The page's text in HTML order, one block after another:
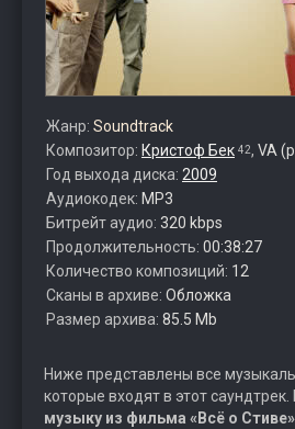
Жанр: Soundtrack
Композитор: Кристоф Бек 42, VA
Год выхода диска: 2009
Аудиокодек: MP3
Битрейт аудио: 320 kbps
Продолжительность: 00:38:27
Количество композиций: 12
Сканы в архиве: Обложка
Размер архива: 85.5 Mb
Ниже представлены все
которые входят в этот
музыку из фильма «Всё о Стиве»